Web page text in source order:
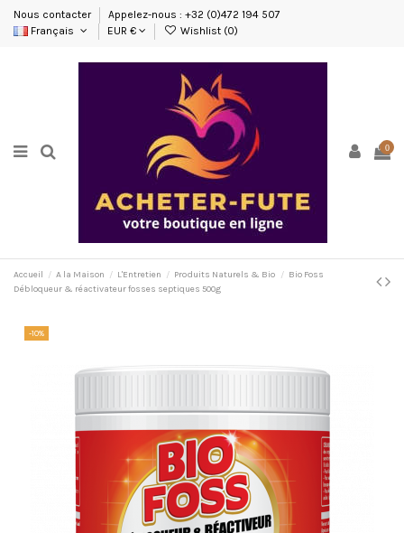
Nous contacter
Appelez-nous : +32 (0)472 194 507
Français
EUR € Wishlist (0)
0
Accueil A la Maison L'Entretien Produits Naturels & Bio
Bio Foss
Débloqueur & réactivateur fosses septiques 500g
-10%